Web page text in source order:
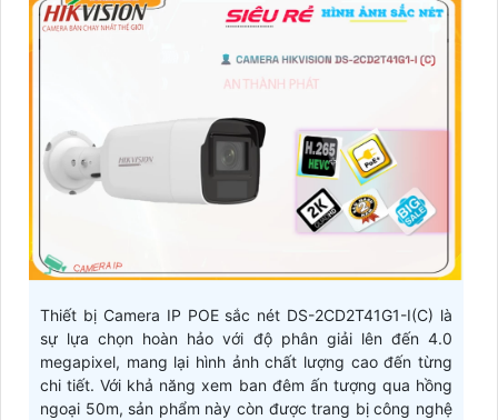
Thiết bị Camera IP POE sắc nét DS-2CD2T41G1-I(C) là
sự lựa chọn hoàn hảo với độ phân giải lên đến 4.0
megapixel, mang lại hình ảnh chất lượng cao đến từng
chi tiết. Với khả năng xem ban đêm ấn tượng qua hồng
ngoại 50m, sản phẩm này còn được trang bị công nghệ